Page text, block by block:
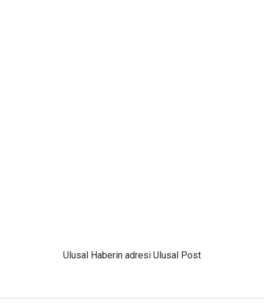
Ulusal Haberin adresi Ulusal Post